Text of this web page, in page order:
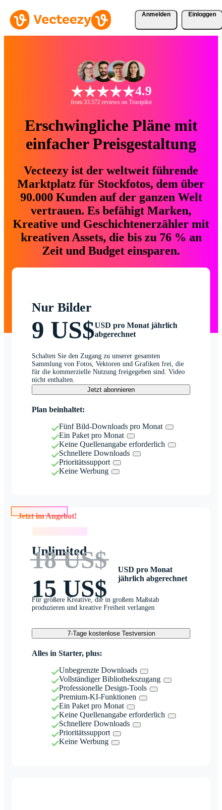
Anmelden Einloggen
4.9
from 33.572 reviews on Trustpilot
Erschwingliche Pläne mit
einfacher Preisgestaltung
Vecteezy ist der weltweit führende
Marktplatz für Stockfotos, dem über
90.000 Kunden auf der ganzen Welt
vertrauen. Es befähigt Marken,
Kreative und Geschichtenerzähler mit
kreativen Assets, die bis zu 76 % an
Zeit und Budget einsparen.
Nur Bilder
9 US$USD pro Monat jährlich
abgerechnet
Schalten Sie den Zugang zu unserer gesamten
Sammlung von Fotos, Vektoren und Grafiken frei, die
für die kommerzielle Nutzung freigegeben sind. Video
nicht enthalten.
Jetzt abonnieren
Plan beinhaltet:
Fünf Bild-Downloads pro Monat
Ein Paket pro Monat
Keine Quellenangabe erforderlich
Schnellere Downloads
Prioritätssupport
Keine Werbung
Jetzt im Angebot!
Unlimited
18 US$
15 US$
USD pro Monat
jährlich abgerechnet
Für größere Kreative, die in großem Maßstab
produzieren und kreative Freiheit verlangen
7-Tage kostenlose Testversion
Alles in Starter, plus:
Unbegrenzte Downloads
Vollständiger Bibliothekszugang
Professionelle Design-Tools
Premium-KI-Funktionen
Ein Paket pro Monat
Keine Quellenangabe erforderlich
Schnellere Downloads
Prioritätssupport
Keine Werbung